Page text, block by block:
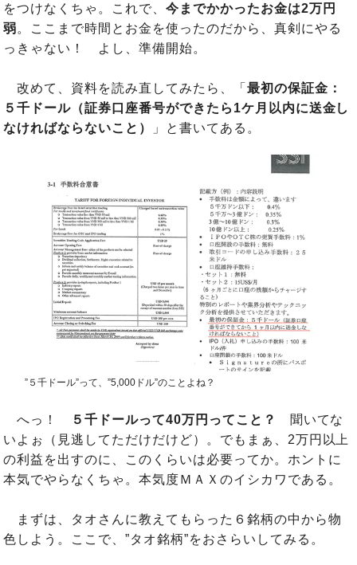
をつけなくちゃ。これで、 今までかかったお金は2万円
弱。ここまで時間とお金を使ったのだから、真剣にやる
っきゃない！ よし、準備開始。
改めて、資料を読み直してみたら、「 最初の保証金：
５千ドール（証券口座番号ができたら1ケ月以内に送金し
なければならないこと）
」と書いてある。
”５千ドール”って、”5,000ドル”のことよね？
へっ！ ５千ドールって40万円ってこと？
聞いてな
いよぉ（見逃してただけだけど）。でもまぁ、2万円以上
の利益を出すのに、このくらいは必要ってか。ホントに
本気でやらなくちゃ。本気度ＭＡＸのイシカワである。
まずは、タオさんに教えてもらった６銘柄の中から物
色しよう。ここで、”タオ銘柄”をおさらいしてみる。